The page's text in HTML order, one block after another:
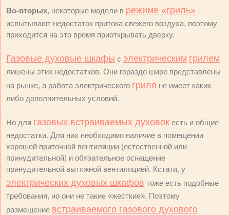
Во-вторых, некоторые модели в режиме «гриль»
испытывают недостаток притока свежего воздуха, поэтому
приходится на это время приоткрывать дверку.
Газовые духовые шкафы с электрическим грилем
лишены этих недостатков. Они гораздо шире представлены
на рынке, а работа электрического гриля не имеет каких
либо дополнительных условий.
Но для газовых встраиваемых духовок есть и общие
недостатки. Для них необходимо наличие в помещении
хорошей приточной вентиляции (естественной или
принудительной) и обязательное оснащение
принудительной вытяжной вентиляцией. Кстати, у
электрических духовых шкафов тоже есть подобные
требования, но они не такие «жесткие». Поэтому
размещение встраиваемого газового духового